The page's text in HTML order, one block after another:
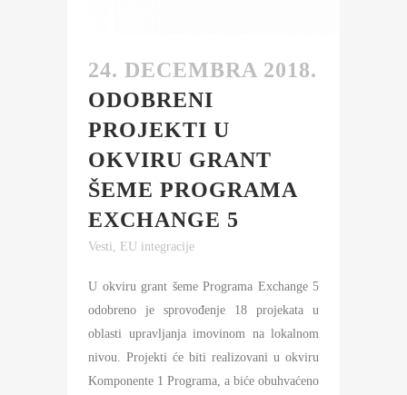
24. DECEMBRA 2018.
ODOBRENI
PROJEKTI U
OKVIRU GRANT
ŠEME PROGRAMA
EXCHANGE 5
Vesti, EU integracije
U okviru grant šeme Programa Exchange 5
odobreno je sprovođenje 18 projekata u
oblasti upravljanja imovinom na lokalnom
nivou. Projekti će biti realizovani u okviru
Komponente 1 Programa, a biće obuhvaćeno